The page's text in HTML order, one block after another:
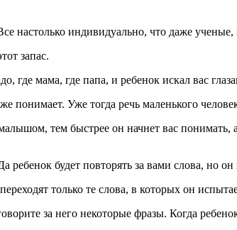
настолько индивидуально, что даже
запас.
где мама, где папа, и ребенок искал вас
понимает. Уже тогда речь маленького
тем быстрее он начнет вас понимать,
будет повторять за вами слова, но он
только те слова, в которых он
за него некоторые фразы. Когда